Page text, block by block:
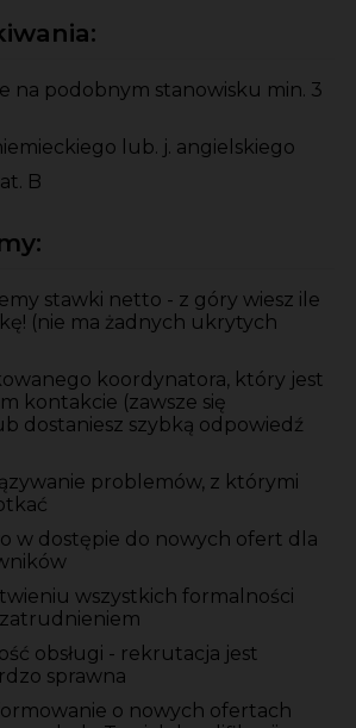
na podobnym stanowisku min. 3
lub. j. angielskiego
B
stawki netto - z góry wiesz ile
(nie ma żadnych ukrytych
koordynatora, który jest
kontakcie (zawsze się
dostaniesz szybką odpowiedź
problemów, z którymi
w dostępie do nowych ofert dla
wszystkich formalności
obsługi - rekrutacja jest
sprawna
o nowych ofertach